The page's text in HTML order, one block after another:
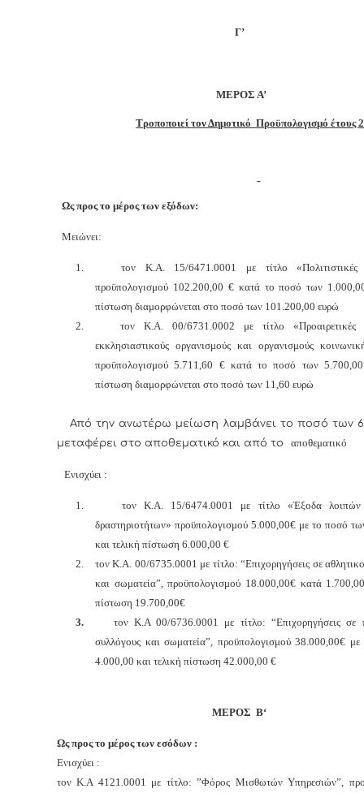
Γ’
ΜΕΡΟΣ Α’
Τροποποιεί τον Δημοτικό Προϋπολογισμό έτους
Ως προς το μέρος των εξόδων:
Μειώνει:
1.
τον Κ.Α. 15/6471.0001 με τίτλο «Πολιτιστικές
προϋπολογισμού 102.200,00 € κατά το ποσό των
πίστωση διαμορφώνεται στο ποσό των 101.200,00 ευρώ
2.
τον Κ.Α. 00/6731.0002 με τίτλο «Προαιρετικές
εκκλησιαστικούς οργανισμούς και οργανισμούς
προϋπολογισμού 5.711,60 € κατά το ποσό των
πίστωση διαμορφώνεται στο ποσό των 11,60 ευρώ
Από την ανωτέρω μείωση λαμβάνει το ποσό των
μεταφέρει στο αποθεματικό και από το
αποθεματικό
Ενισχύει :
1.
τον Κ.Α. 15/6474.0001 με τίτλο «Έξοδα λοιπών
δραστηριοτήτων» προϋπολογισμού 5.000,00€ με το ποσό
και τελική πίστωση 6.000,00 €
2.
τον Κ.Α. 00/6735.0001 με τίτλο: “Επιχορηγήσεις σε
και σωματεία”, προϋπολογισμού 18.000,00€ κατά
πίστωση 19.700,00€
3.
τον Κ.Α 00/6736.0001 με τίτλο: “Επιχορηγήσεις σε
συλλόγους και σωματεία”, προϋπολογισμού 38.000,00€
4.000,00 και τελική πίστωση 42.000,00 €
ΜΕΡΟΣB‘
Ως προς το μέρος των εσόδων :
Ενισχύει :
τον Κ.Α 4121.0001 με τίτλο: ”Φόρος Μισθωτών Υπηρεσιών”,